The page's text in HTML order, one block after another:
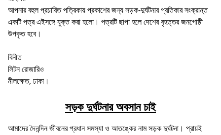
আপনার বহুল প্রচারিত পত্রিকায় প্রকাশের জন্য সড়ক-দুর্ঘটনার প্রতিকার সংক্রান্ত
একটি পত্র এইসঙ্গে যুক্ত করা হলাে। পত্রটি ছাপা হলে দেশের বৃহত্তর জনগােষ্ঠী
উপকৃত হবে।
বিনীত
লিটন রােজারিও
নীলক্ষেত, ঢাকা।
সড়ক দুর্ঘটনার অবসান চাই
আমাদের দৈনন্দিন জীবনের প্রধান সমস্যা ও আতঙ্কের নাম সড়ক দুর্ঘটনা। প্রায়ই